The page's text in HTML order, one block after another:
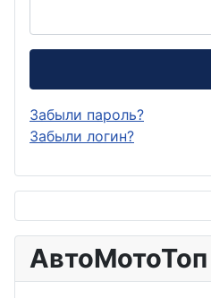
Забыли пароль?
Забыли логин?
АвтоМотоТоп